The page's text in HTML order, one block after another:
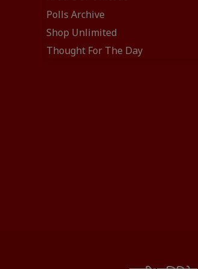
Polls Archive
Shop Unlimited
Thought For The Day